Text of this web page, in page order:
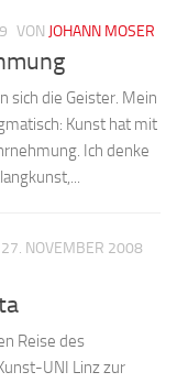
VON JOHANN MOSER
sich die Geister. Mein
Kunst hat mit
Ich denke
27. NOVEMBER 2008
Reise des
UNI Linz zur